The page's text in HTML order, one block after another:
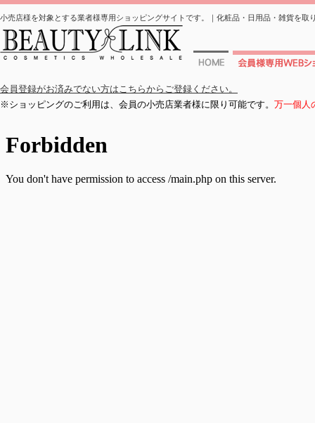
小売店様を対象とする業者様専用ショッピングサイトです。｜化粧品・日用品・雑貨を取
ホーム
会員登録がお済みでない方はこちらからご登録ください。
※ショッピングのご利用は、会員の小売店業者様に限り可能です。 万一個人